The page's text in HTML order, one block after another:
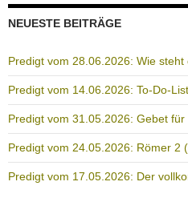
NEUESTE BEITRÄGE
Predigt vom 28.06.2026: Wie
Predigt vom 14.06.2026: To-Do-
Predigt vom 31.05.2026: Gebet für
Predigt vom 24.05.2026: Römer 2
Predigt vom 17.05.2026: Der